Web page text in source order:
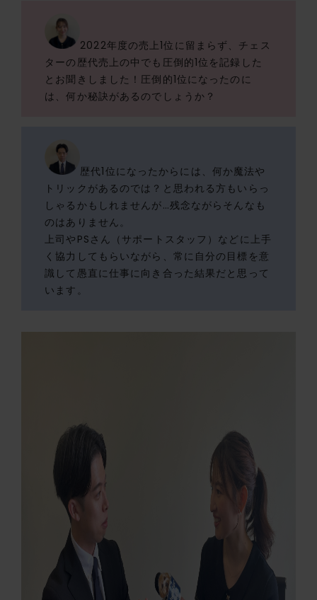
2022年度の売上1位に留まらず、チェス
ターの歴代売上の中でも圧倒的1位を記録した
とお聞きしました！圧倒的1位になったのに
は、何か秘訣があるのでしょうか？
歴代1位になったからには、何か魔法や
トリックがあるのでは？と思われる方もいらっ
しゃるかもしれませんが…残念ながらそんなも
のはありません。
上司やPSさん（サポートスタッフ）などに上手
く協力してもらいながら、常に自分の目標を意
識して愚直に仕事に向き合った結果だと思って
います。